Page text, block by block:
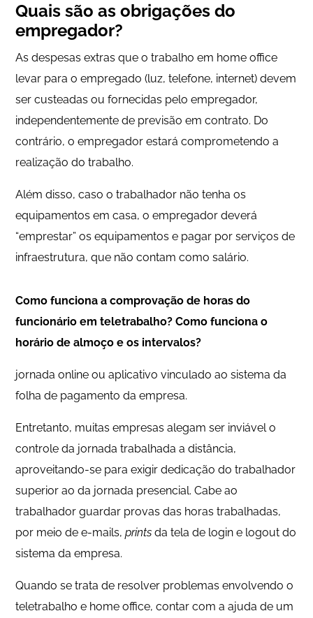
Quais são as obrigações do
empregador?
As despesas extras que o trabalho em home office
levar para o empregado (luz, telefone, internet) devem
ser custeadas ou fornecidas pelo empregador,
independentemente de previsão em contrato. Do
contrário, o empregador estará comprometendo a
realização do trabalho.
Além disso, caso o trabalhador não tenha os
equipamentos em casa, o empregador deverá
“emprestar” os equipamentos e pagar por serviços de
infraestrutura, que não contam como salário.
Como funciona a comprovação de horas do
funcionário em teletrabalho? Como funciona o
horário de almoço e os intervalos?
jornada online ou aplicativo vinculado ao sistema da
folha de pagamento da empresa.
Entretanto, muitas empresas alegam ser inviável o
controle da jornada trabalhada a distância,
aproveitando-se para exigir dedicação do trabalhador
superior ao da jornada presencial. Cabe ao
trabalhador guardar provas das horas trabalhadas,
por meio de e-mails,printsda tela de login e logout do
sistema da empresa.
Quando se trata de resolver problemas envolvendo o
teletrabalho e home office, contar com a ajuda de um